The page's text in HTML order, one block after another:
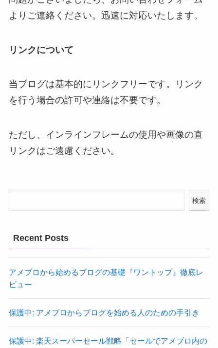
よりご連絡ください。迅速に対応いたします。
リンクについて
当ブログは基本的にリンクフリーです。リンク
を行う場合の許可や連絡は不要です。
ただし、インラインフレームの使用や画像の直
リンクはご遠慮ください。
検索
Recent Posts
アメブロから始めるブログの基礎『ワントップ』徹底レ
ビュー
保護中: アメブロからブログを始める人のための手引き
保護中: 楽天スーパーセール戦略「セールでアメブロ内の